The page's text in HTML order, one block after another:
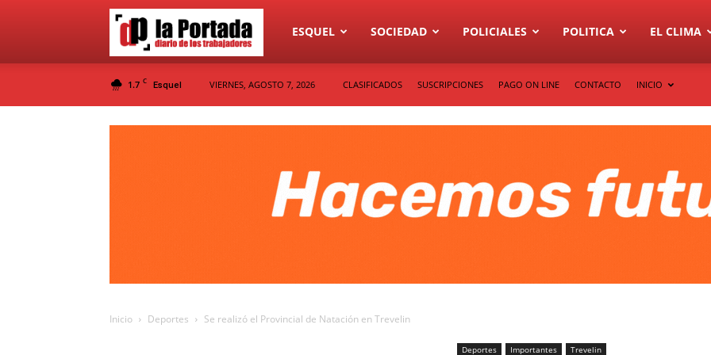
Diario
La
ESQUEL SOCIEDAD POLICIALES POLITICA EL CLIMA
1.7 C Esquel VIERNES, AGOSTO 7, 2026 CLASIFICADOS SUSCRIPCIONES PAGO ON LINE CONTACTO INICIO
Inicio Deportes Se realizó el Provincial de Natación en Trevelin
Deportes Importantes Trevelin